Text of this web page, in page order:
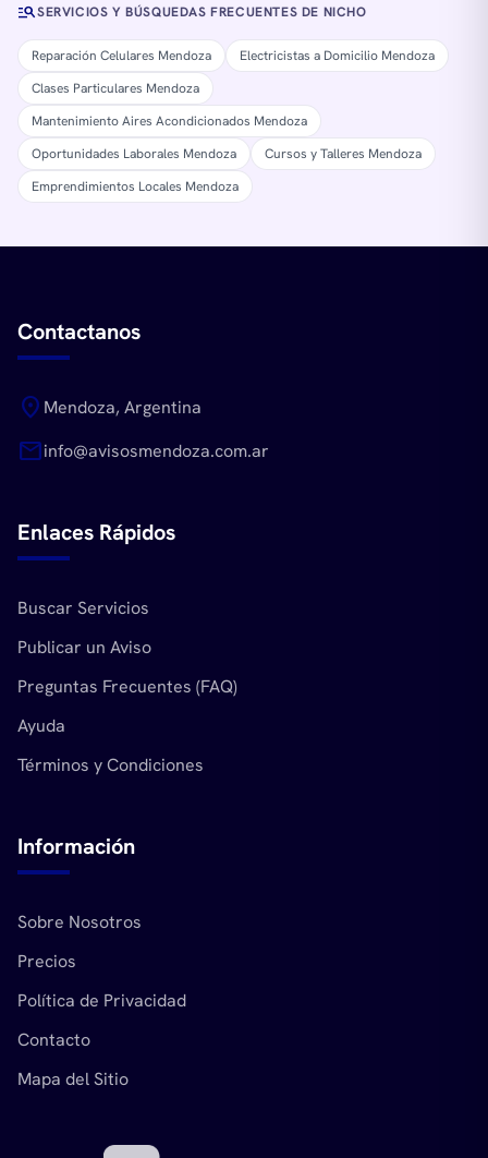
manage_searchSERVICIOS Y BÚSQUEDAS FRECUENTES DE NICHO
Reparación Celulares Mendoza
Electricistas a Domicilio Mendoza
Clases Particulares Mendoza
Mantenimiento Aires Acondicionados Mendoza
Oportunidades Laborales Mendoza
Cursos y Talleres Mendoza
Emprendimientos Locales Mendoza
Contactanos
location_on Mendoza, Argentina
mailinfo@avisosmendoza.com.ar
Enlaces Rápidos
Buscar Servicios
Publicar un Aviso
Preguntas Frecuentes (FAQ)
Ayuda
Términos y Condiciones
Información
Sobre Nosotros
Precios
Política de Privacidad
Contacto
Mapa del Sitio